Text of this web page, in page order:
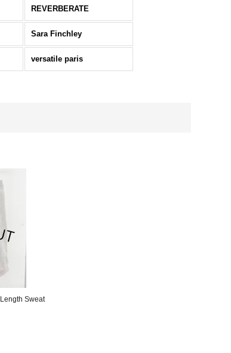
REVERBERATE
Sara Finchley
versatile paris
Length Sweat